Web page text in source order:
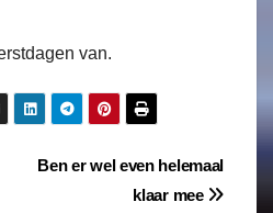
van.
Ben er wel even helemaal
klaar mee